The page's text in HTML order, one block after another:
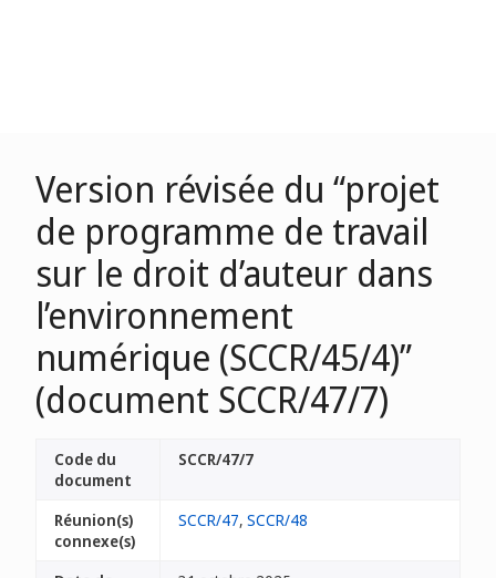
Version révisée du “projet
de programme de travail
sur le droit d’auteur dans
l’environnement
numérique (SCCR/45/4)”
(document SCCR/47/7)
Code du
document
SCCR/47/7
Réunion(s)
connexe(s)
SCCR/47, SCCR/48